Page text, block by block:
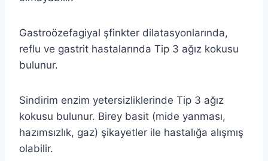
Gastroözefagiyal şfinkter dilatasyonlarında,
reflu ve gastrit hastalarında Tip 3 ağız kokusu
bulunur.
Sindirim enzim yetersizliklerinde Tip 3 ağız
kokusu bulunur. Birey basit (mide yanması,
hazımsızlık, gaz) şikayetler ile hastalığa alışmış
olabilir.